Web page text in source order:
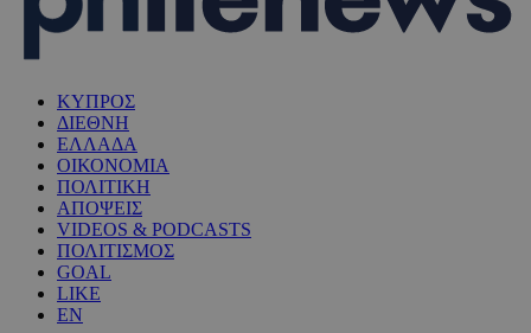
ΚΥΠΡΟΣ
ΔΙΕΘΝΗ
ΕΛΛΑΔΑ
ΟΙΚΟΝΟΜΙΑ
ΠΟΛΙΤΙΚΗ
ΑΠΟΨΕΙΣ
VIDEOS & PODCASTS
ΠΟΛΙΤΙΣΜΟΣ
GOAL
LIKE
EN